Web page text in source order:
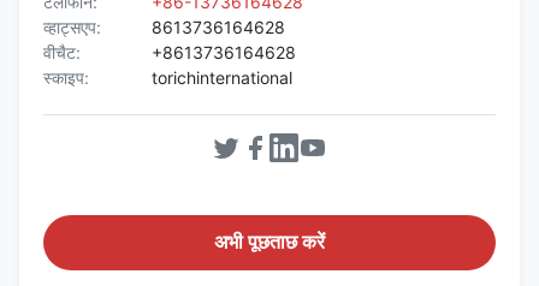
व्हाट्सएप:
8613736164628
वीचैट:
+8613736164628
स्काइप:
torichinternational
अभी पूछताछ करें